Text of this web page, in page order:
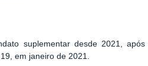
suplementar desde 2021,
em janeiro de 2021.